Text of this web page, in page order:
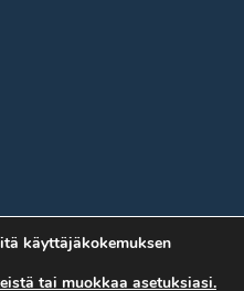
käyttäjäkokemuksen
tai muokkaa asetuksiasi.